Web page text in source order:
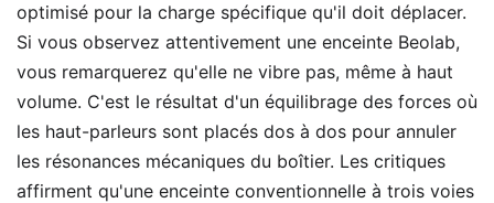
optimisé pour la charge spécifique qu'il doit déplacer.
Si vous observez attentivement une enceinte Beolab,
vous remarquerez qu'elle ne vibre pas, même à haut
volume. C'est le résultat d'un équilibrage des forces où
les haut-parleurs sont placés dos à dos pour annuler
les résonances mécaniques du boîtier. Les critiques
affirment qu'une enceinte conventionnelle à trois voies